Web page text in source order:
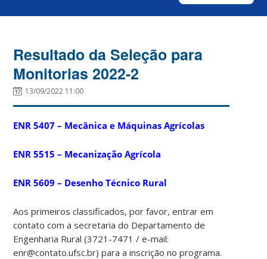
Resultado da Seleção para
Monitorias 2022-2
13/09/2022 11:00
ENR 5407 – Mecânica e Máquinas Agrícolas
ENR 5515 – Mecanização Agrícola
ENR 5609 – Desenho Técnico Rural
Aos primeiros classificados, por favor, entrar em
contato com a secretaria do Departamento de
Engenharia Rural (3721-7471 / e-mail:
enr@contato.ufsc.br) para a inscrição no programa.